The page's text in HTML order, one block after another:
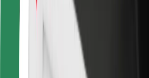
Pre cestujúcich
Pre vodičov
Pre kuriérov
Pre flotilových partnerov